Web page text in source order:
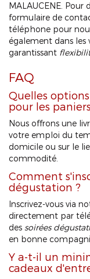
MALAUCENE. Pour
formulaire de
téléphone pour
également dans les
garantissant
FAQ
Quelles
pour les
Nous offrons une
votre emploi du
domicile ou sur le
commodité.
Comment
dégustation ?
Inscrivez-vous via
directement par
des soirées
en bonne
Y a-t-il un
cadeaux